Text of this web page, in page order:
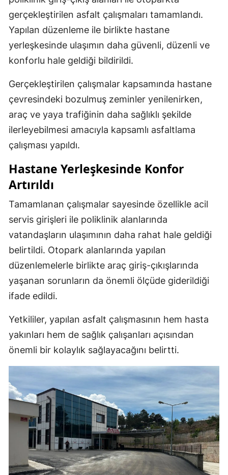
gerçekleştirilen asfalt çalışmaları tamamlandı.
Yapılan düzenleme ile birlikte hastane
yerleşkesinde ulaşımın daha güvenli, düzenli ve
konforlu hale geldiği bildirildi.
Gerçekleştirilen çalışmalar kapsamında hastane
çevresindeki bozulmuş zeminler yenilenirken,
araç ve yaya trafiğinin daha sağlıklı şekilde
ilerleyebilmesi amacıyla kapsamlı asfaltlama
çalışması yapıldı.
Hastane Yerleşkesinde Konfor
Artırıldı
Tamamlanan çalışmalar sayesinde özellikle acil
servis girişleri ile poliklinik alanlarında
vatandaşların ulaşımının daha rahat hale geldiği
belirtildi. Otopark alanlarında yapılan
düzenlemelerle birlikte araç giriş-çıkışlarında
yaşanan sorunların da önemli ölçüde giderildiği
ifade edildi.
Yetkililer, yapılan asfalt çalışmasının hem hasta
yakınları hem de sağlık çalışanları açısından
önemli bir kolaylık sağlayacağını belirtti.